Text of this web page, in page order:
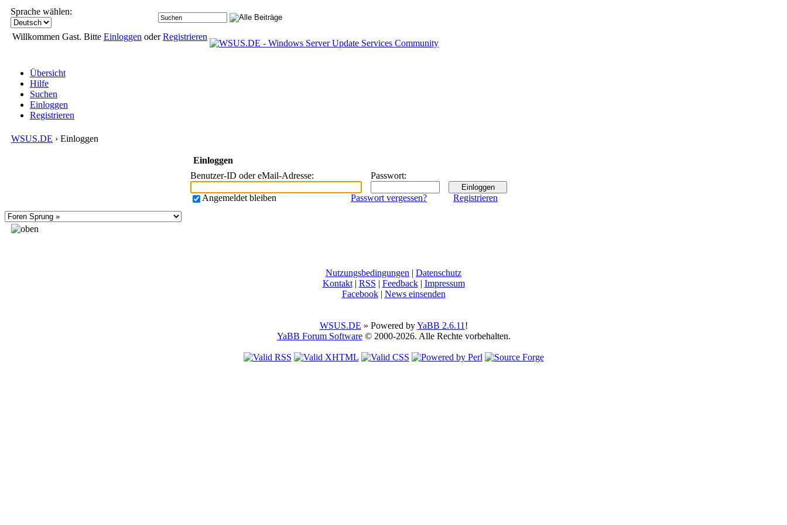
Sprache wählen:
Willkommen Gast. Bitte Einloggen oderRegistrieren
Übersicht
Hilfe
Suchen
Einloggen
Registrieren
WSUS.DE › Einloggen
Einloggen
Benutzer-ID oder eMail-Adresse: Passwort:
Angemeldet bleiben Registrieren
Passwort vergessen?
Nutzungsbedingungen | Datenschutz
Kontakt| RSS | Feedback| Impressum
Facebook| News einsenden
WSUS.DE » Powered byYaBB 2.6.11 !
YaBB Forum Software© 2000-2026. Alle Rechte vorbehalten.